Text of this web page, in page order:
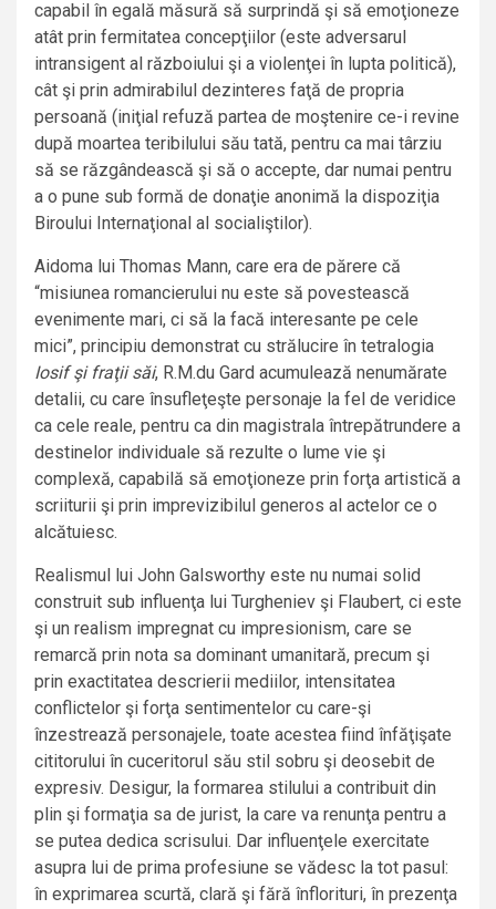
capabil în egală măsură să surprindă şi să emoţioneze
atât prin fermitatea concepţiilor (este adversarul
intransigent al războiului şi a violenţei în lupta politică),
cât şi prin admirabilul dezinteres faţă de propria
persoană (iniţial refuză partea de moştenire ce-i revine
după moartea teribilului său tată, pentru ca mai târziu
să se răzgândească şi să o accepte, dar numai pentru
a o pune sub formă de donaţie anonimă la dispoziţia
Biroului Internaţional al socialiştilor).
Aidoma lui Thomas Mann, care era de părere că
“misiunea romancierului nu este să povestească
evenimente mari, ci să la facă interesante pe cele
mici”, principiu demonstrat cu strălucire în tetralogia
Iosif şi fraţii săi, R.M.du Gard acumulează nenumărate
detalii, cu care însufleţeşte personaje la fel de veridice
ca cele reale, pentru ca din magistrala întrepătrundere a
destinelor individuale să rezulte o lume vie şi
complexă, capabilă să emoţioneze prin forţa artistică a
scriiturii şi prin imprevizibilul generos al actelor ce o
alcătuiesc.
Realismul lui John Galsworthy este nu numai solid
construit sub influenţa lui Turgheniev şi Flaubert, ci este
şi un realism impregnat cu impresionism, care se
remarcă prin nota sa dominant umanitară, precum şi
prin exactitatea descrierii mediilor, intensitatea
conflictelor şi forţa sentimentelor cu care-şi
înzestrează personajele, toate acestea fiind înfăţişate
cititorului în cuceritorul său stil sobru şi deosebit de
expresiv. Desigur, la formarea stilului a contribuit din
plin şi formaţia sa de jurist, la care va renunţa pentru a
se putea dedica scrisului. Dar influenţele exercitate
asupra lui de prima profesiune se vădesc la tot pasul:
în exprimarea scurtă, clară şi fără înflorituri, în prezenţa